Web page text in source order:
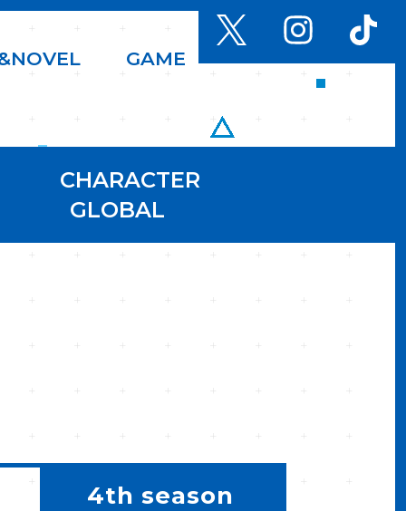
NOVEL GAME
CHARACTER
GLOBAL
4th season